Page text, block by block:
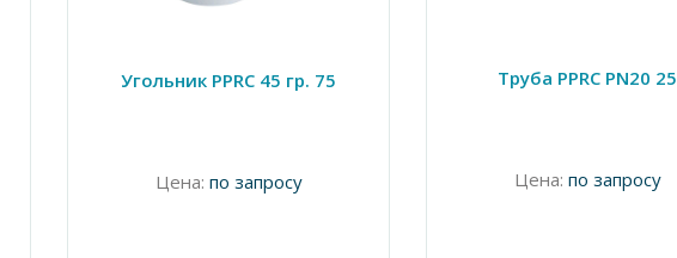
Угольник PPRC 45 гр. 75
Цена: по запросу
Труба PPRC PN20 25
Цена: по запросу